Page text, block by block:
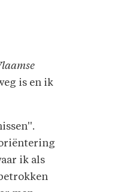
is en ik
ik als